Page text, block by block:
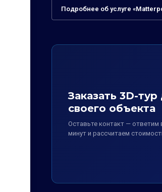
Подробнее об услуге
Заказать 3D-тур
своего объекта
Оставьте контакт — ответим
минут и рассчитаем